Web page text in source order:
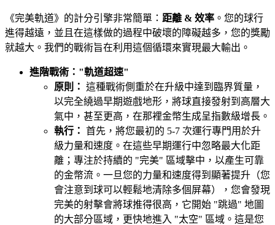
《完美軌道》的計分引擎非常簡單： 距離 & 效率 。您的球行
進得越遠，並且在這樣做的過程中破壞的障礙越多，您的獎勵
就越大。我們的戰術旨在利用這個循環來實現最大輸出。
進階戰術："軌道超速"
原則： 這種戰術側重於在升級中達到臨界質量，
以完全繞過早期遊戲地形，將球直接發射到高層大
氣中，甚至更高，在那裡金幣生成呈指數級增長。
執行： 首先，將您最初的 5-7 次運行專門用於升
級力量和速度。在這些早期運行中忽略最大化距
離；專注於持續的 "完美" 區域擊中，以產生可靠
的金幣流。一旦您的力量和速度得到顯著提升（您
會注意到球可以輕鬆地清除多個屏幕），您會發現
完美的射擊會將球推得很高，它開始 "跳過" 地圖
的大部分區域，更快地進入 "太空" 區域。這是您